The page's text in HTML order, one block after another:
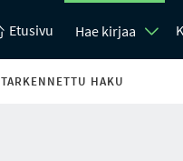
Etusivu Hae kirjaa
TARKENNETTU HAKU